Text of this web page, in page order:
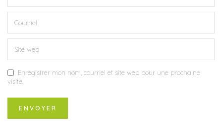
Enregistrer mon nom, courriel et site web pour une prochaine
visite.